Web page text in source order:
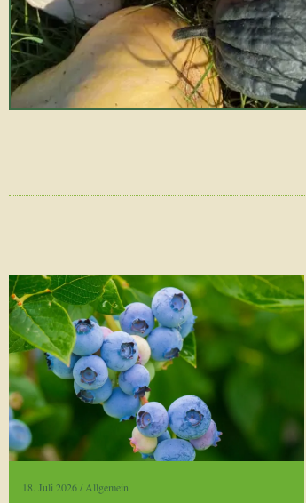
18. Juli 2026/ Allgemein